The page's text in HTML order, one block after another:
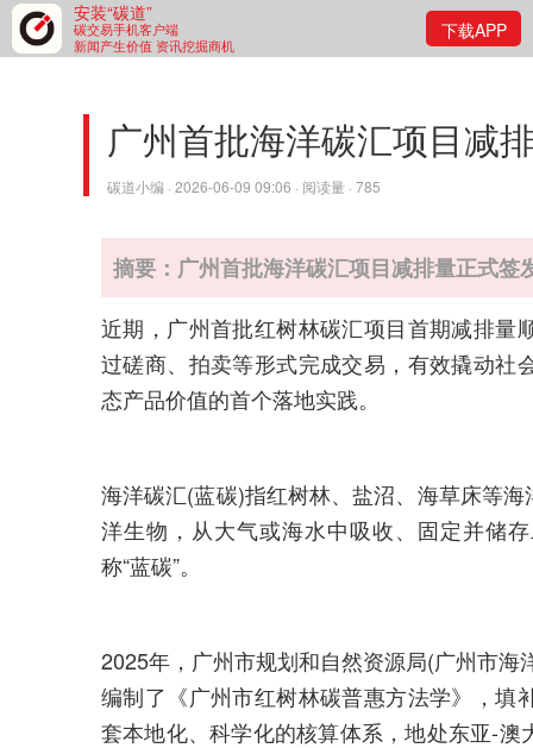
安装“碳道”
碳交易手机客户端
新闻产生价值 资讯挖掘商机
下载APP
广州首批海洋碳汇项目减
碳道小编 · 2026-06-09 09:06 · 阅读量 · 785
摘要：广州首批海洋碳汇项目减排量正式签
近期，广州首批红树林碳汇项目首期减排量
过磋商、拍卖等形式完成交易，有效撬动社
态产品价值的首个落地实践。
海洋碳汇(蓝碳)指红树林、盐沼、海草床等
洋生物，从大气或海水中吸收、固定并储
称“蓝碳”。
2025年，广州市规划和自然资源局(广州市
编制了《广州市红树林碳普惠方法学》，填
套本地化、科学化的核算体系，地处东亚-